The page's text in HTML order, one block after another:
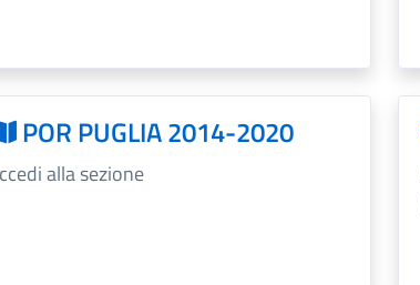
POR PUGLIA 2014-2020
alla sezione